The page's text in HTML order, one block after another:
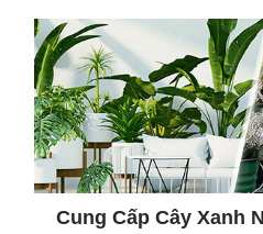
Cung Cấp Cây Xanh